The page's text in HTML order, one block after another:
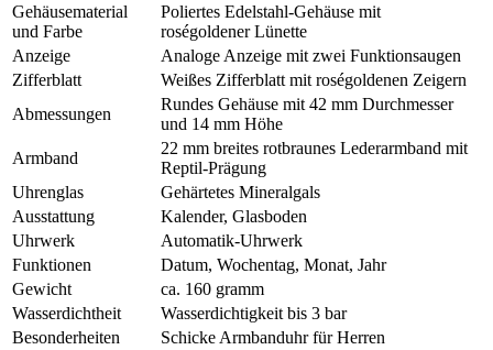
Gehäusematerial
und Farbe
Poliertes Edelstahl-Gehäuse mit
roségoldener Lünette
Anzeige
Analoge Anzeige mit zwei Funktionsaugen
Zifferblatt
Weißes Zifferblatt mit roségoldenen Zeigern
Abmessungen
Rundes Gehäuse mit 42 mm Durchmesser
und 14 mm Höhe
Armband
22 mm breites rotbraunes Lederarmband mit
Reptil-Prägung
Uhrenglas
Gehärtetes Mineralgals
Ausstattung
Kalender, Glasboden
Uhrwerk
Automatik-Uhrwerk
Funktionen
Datum, Wochentag, Monat, Jahr
Gewicht
ca. 160 gramm
Wasserdichtheit
Wasserdichtigkeit bis 3 bar
Besonderheiten
Schicke Armbanduhr für Herren